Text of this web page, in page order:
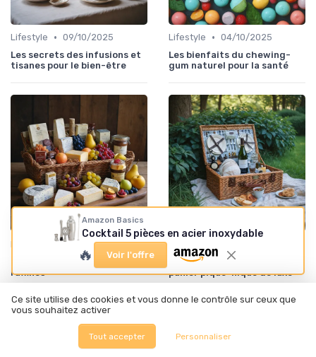
Lifestyle • 09/10/2025
Les secrets des infusions et
tisanes pour le bien-être
Lifestyle • 04/10/2025
Les bienfaits du chewing-
gum naturel pour la santé
Lifestyle • 02/10/2025
L'art des paniers gourmands
raffinés
Élégance et raffinement : le
panier pique-nique de luxe
Amazon Basics
Cocktail 5 pièces en acier inoxydable
🔥 Voir l'offre
Ce site utilise des cookies et vous donne le contrôle sur ceux que
vous souhaitez activer
Tout accepter Personnaliser